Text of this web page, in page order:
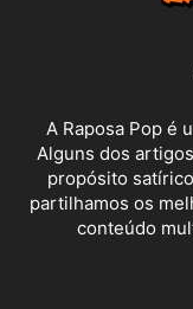
A Raposa Pop é
Alguns dos
propósito
partilhamos os
conteúdo